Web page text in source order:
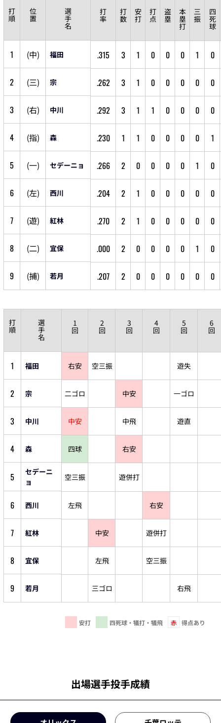
打
順
位
置
選
手
名
打
率
打
数
安
打
打
点
盗
塁
本
塁
打
三
振
四
死
球
1 (中) 福田 .315 3 1 0 0 0 1 0
2 (三) 宗 .262 3 1 0 0 0 0 0
3 (右) 中川 .292 3 1 1 0 0 0 0
4 (指) 森 .230 1 1 0 0 0 0 1
5 (一) セデーニョ .266 2 0 0 0 0 1 0
6 (左) 西川 .204 2 1 0 0 0 0 0
7 (遊) 紅林 .270 2 1 0 0 0 0 0
8 (二) 宜保 .000 2 0 0 0 0 1 0
9 (捕) 若月 .207 2 0 0 0 0 0 0
打
順
選
手
名
1
回
2
回
3
回
4
回
5
回
6
回
1 福田 右安 空三振 遊失
2 宗 二ゴロ 中安 一ゴロ
3 中川 中安 中飛 遊直
4 森 四球 右安
5
セデーニ
ョ
空三振 遊併打
6 西川 左飛 右安
7 紅林 中安 遊併打
8 宜保 左飛 空三振
9 若月 三ゴロ 右飛
安打 四死球・犠打・犠飛 赤 得点あり
出場選手投手成績